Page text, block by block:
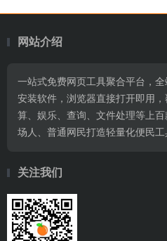
网站介绍
一站式免费网页工具聚合平台，
安装软件，浏览器直接打开即用
算、娱乐、查询、文件处理等上
场人、普通网民打造轻量化便民工
关注我们